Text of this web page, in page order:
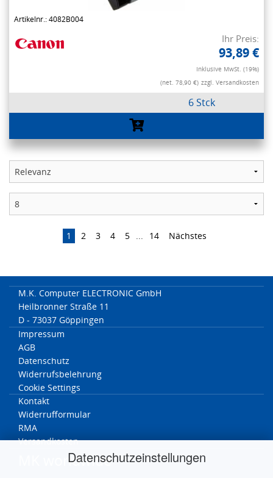
Datenschutzeinstellungen
Artikelnr.: 4082B004
Ihr Preis:
93,89 €
Inklusive MwSt. (19%)
(net. 78,90 €) zzgl. Versandkosten
6 Stck
1 2 3 4 5 ... 14 Nächstes
M.K. Computer ELECTRONIC GmbH
Heilbronner Straße 11
D - 73037 Göppingen
Impressum
AGB
Datenschutz
Widerrufsbelehrung
Cookie Settings
Kontakt
Widerrufformular
RMA
Versandkosten
MK worldwide